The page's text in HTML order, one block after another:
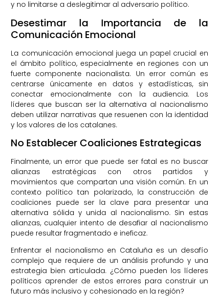
y no limitarse a deslegitimar al adversario político.
Desestimar la Importancia de la
Comunicación Emocional
La comunicación emocional juega un papel crucial en
el ámbito político, especialmente en regiones con un
fuerte componente nacionalista. Un error común es
centrarse únicamente en datos y estadísticas, sin
conectar emocionalmente con la audiencia. Los
líderes que buscan ser la alternativa al nacionalismo
deben utilizar narrativas que resuenen con la identidad
y los valores de los catalanes.
No Establecer Coaliciones Estrategicas
Finalmente, un error que puede ser fatal es no buscar
alianzas estratégicas con otros partidos y
movimientos que compartan una visión común. En un
contexto político tan polarizado, la construcción de
coaliciones puede ser la clave para presentar una
alternativa sólida y unida al nacionalismo. Sin estas
alianzas, cualquier intento de desafiar al nacionalismo
puede resultar fragmentado e ineficaz.
Enfrentar el nacionalismo en Cataluña es un desafío
complejo que requiere de un análisis profundo y una
estrategia bien articulada. ¿Cómo pueden los líderes
políticos aprender de estos errores para construir un
futuro más inclusivo y cohesionado en la región?